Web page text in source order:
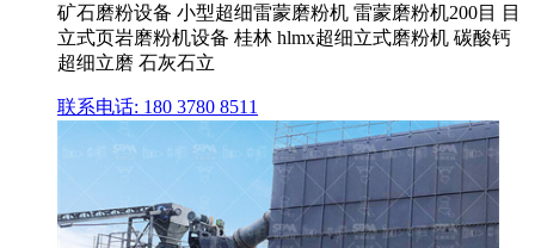
矿石磨粉设备 小型超细雷蒙磨粉机 雷蒙磨粉机200目 目
立式页岩磨粉机设备 桂林 hlmx超细立式磨粉机 碳酸钙
超细立磨 石灰石立
联系电话: 180 3780 8511